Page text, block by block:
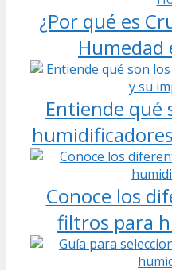
¿Por qué es
Humedad
Entiende qué
Conoce los
filtros para